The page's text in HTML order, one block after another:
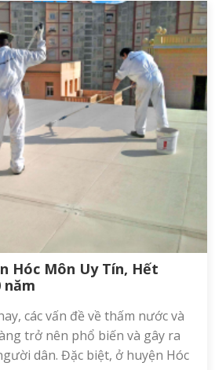
Hóc Môn Uy Tín, Hết
năm
các vấn đề về thấm nước và
trở nên phổ biến và gây ra
dân. Đặc biệt, ở huyện Hóc